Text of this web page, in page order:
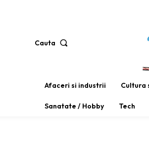
Cauta
Afaceri si industrii Cultura
Sanatate / Hobby Tech